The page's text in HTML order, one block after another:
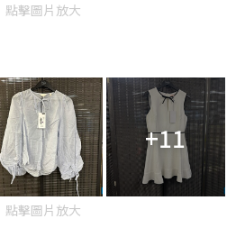
點擊圖片放大
+11
點擊圖片放大